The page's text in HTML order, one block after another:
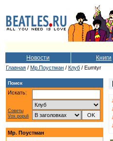
Новости Книги
Главная / Мр.Поустман / Клуб / Eumtyr
Поиск
Искать:
Советы
Vox populi
Мр. Поустман